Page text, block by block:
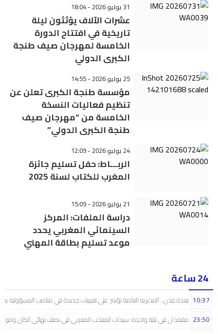
31 يوليو 2026 - 18:04
عشرات الآلاف يؤثثون ليلة
تاريخية في افتتاح الدورة
الخامسة لمهرجان صيف طنجة
الكبرى الدولي
25 يوليو 2026 - 14:55
مؤسسة طنجة الكبرى تعلن عن
تنظيم فعاليات النسخة
الخامسة من “مهرجان صيف
طنجة الكبرى الدولي”
24 يوليو 2026 - 12:09
الربـــاط: حفل تسليم جائزة
المغرب للكتاب لسنة 2025
21 يوليو 2026 - 15:09
دراسة الملفات: المركز
السينمائي المغربي يحدد
موعد تسليم بطاقة المهني
24 ساعة
بعدة مدن.. المديرية العامة تؤشر على تعيينات جديدة في مناصب المسؤولية 10:37
مقعدان في ليلة واحدة: سيدات المنتخب المغربي في نصف نهائي الكان 23:50